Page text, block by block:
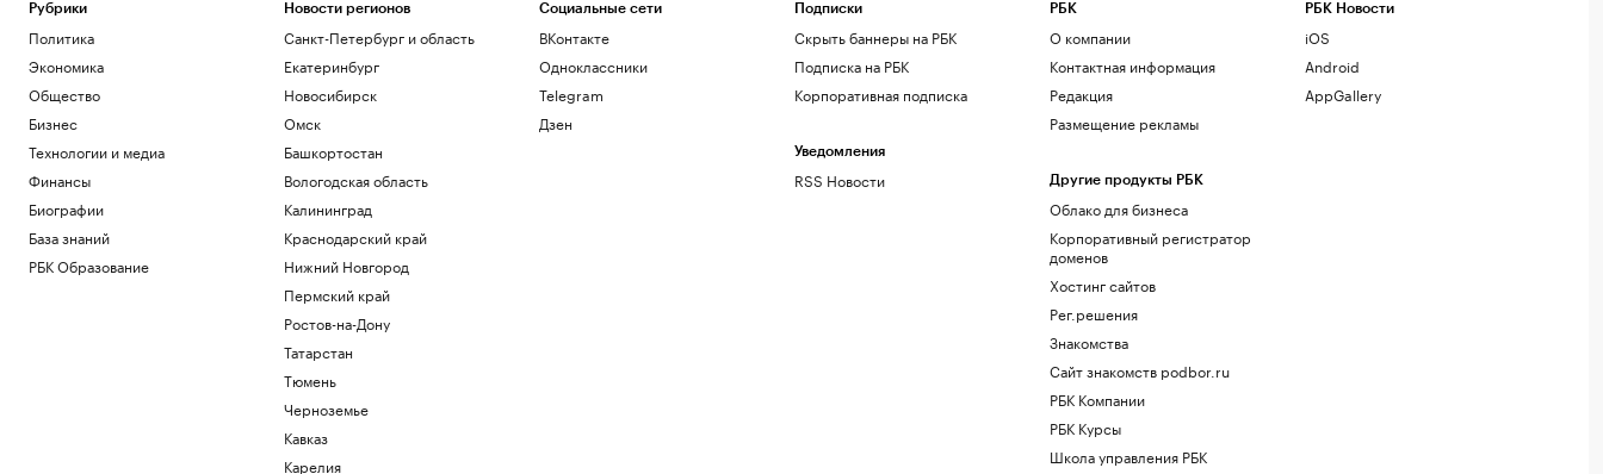
Рубрики
Политика
Экономика
Общество
Бизнес
Технологии и медиа
Финансы
Биографии
База знаний
РБК Образование
Новости регионов
Санкт-Петербург и область
Екатеринбург
Новосибирск
Омск
Башкортостан
Вологодская область
Калининград
Краснодарский край
Нижний Новгород
Пермский край
Ростов-на-Дону
Татарстан
Тюмень
Черноземье
Кавказ
Карелия
Социальные сети
ВКонтакте
Одноклассники
Telegram
Дзен
Подписки
Скрыть баннеры на РБК
Подписка на РБК
Корпоративная подписка
Уведомления
RSS Новости
РБК
О компании
Контактная информация
Редакция
Размещение рекламы
Другие продукты РБК
Облако для бизнеса
Корпоративный регистратор
доменов
Хостинг сайтов
Рег.решения
Знакомства
Сайт знакомств podbor.ru
РБК Компании
РБК Курсы
Школа управления РБК
РБК Новости
iOS
Android
AppGallery